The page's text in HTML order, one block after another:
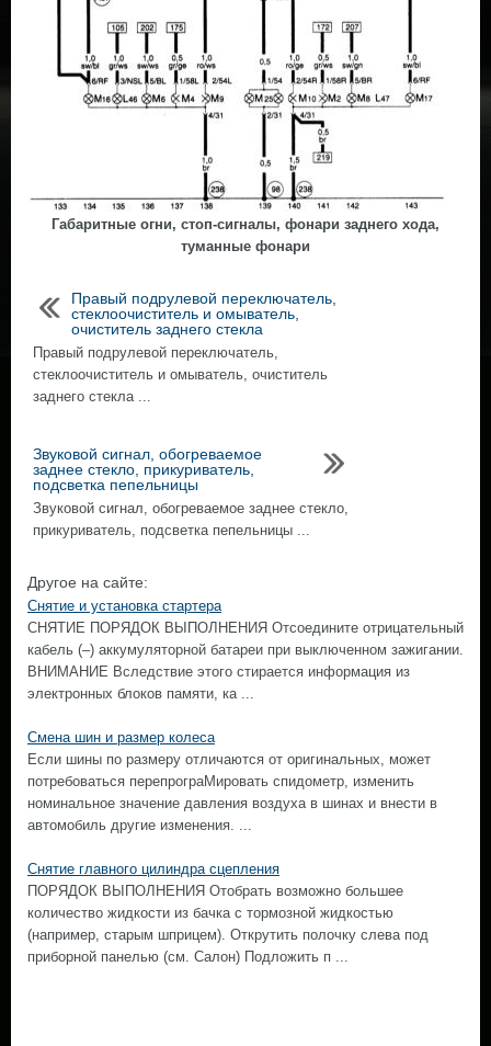
Габаритные огни, стоп-сигналы, фонари заднего хода,
туманные фонари
Правый подрулевой переключатель,
стеклоочиститель и омыватель,
очиститель заднего стекла
Правый подрулевой переключатель,
стеклоочиститель и омыватель, очиститель
заднего стекла ...
Звуковой сигнал, обогреваемое
заднее стекло, прикуриватель,
подсветка пепельницы
Звуковой сигнал, обогреваемое заднее стекло,
прикуриватель, подсветка пепельницы ...
Другое на сайте:
Снятие и установка стартера
СНЯТИЕ ПОРЯДОК ВЫПОЛНЕНИЯ Отсоедините отрицательный
кабель (–) аккумуляторной батареи при выключенном зажигании.
ВНИМАНИЕ Вследствие этого стирается информация из
электронных блоков памяти, ка ...
Смена шин и размер колеса
Если шины по размеру отличаются от оригинальных, может
потребоваться перепрограМировать спидометр, изменить
номинальное значение давления воздуха в шинах и внести в
автомобиль другие изменения. ...
Снятие главного цилиндра сцепления
ПОРЯДОК ВЫПОЛНЕНИЯ Отобрать возможно большее
количество жидкости из бачка с тормозной жидкостью
(например, старым шприцем). Открутить полочку слева под
приборной панелью (см. Салон) Подложить п ...